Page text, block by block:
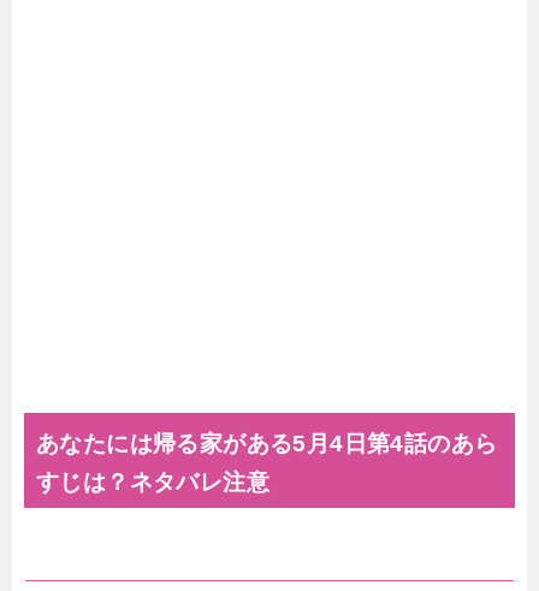
あなたには帰る家がある5月4日第4話のあら
すじは？ネタバレ注意